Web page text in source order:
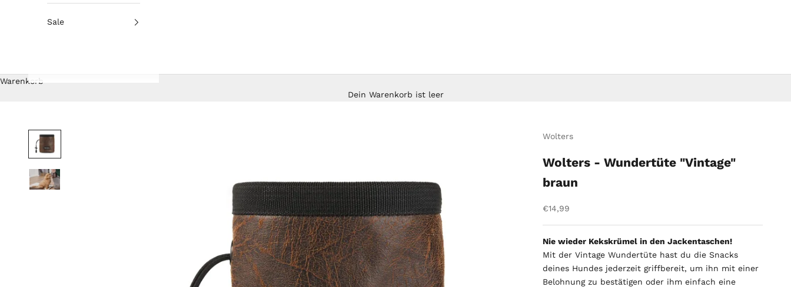
Sale
Warenkorb
Dein Warenkorb ist leer
Wolters
Wolters - Wundertüte "Vintage"
braun
Angebot
€14,99
Nie wieder Kekskrümel in den Jackentaschen!
Mit der Vintage Wundertüte hast du die Snacks
deines Hundes jederzeit griffbereit, um ihn mit einer
Belohnung zu bestätigen oder ihm einfach eine